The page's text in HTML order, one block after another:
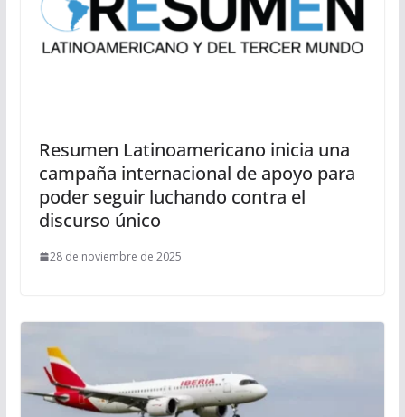
Resumen Latinoamericano inicia una
campaña internacional de apoyo para
poder seguir luchando contra el
discurso único
28 de noviembre de 2025